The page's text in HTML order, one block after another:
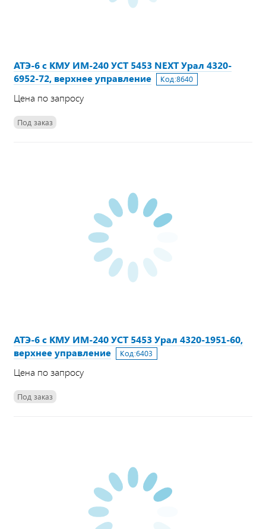
АТЭ-6 с КМУ ИМ-240 УСТ 5453 NEXT Урал 4320-
6952-72, верхнее управление
Код:8640
Цена по запросу
Под заказ
АТЭ-6 с КМУ ИМ-240 УСТ 5453 Урал 4320-1951-60,
верхнее управление
Код:6403
Цена по запросу
Под заказ